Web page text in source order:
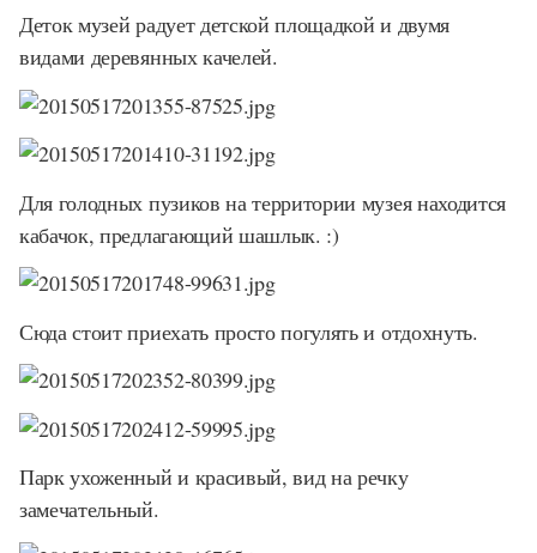
Деток музей радует детской площадкой и двумя
видами деревянных качелей.
Для голодных пузиков на территории музея находится
кабачок, предлагающий шашлык. :)
Сюда стоит приехать просто погулять и отдохнуть.
Парк ухоженный и красивый, вид на речку
замечательный.